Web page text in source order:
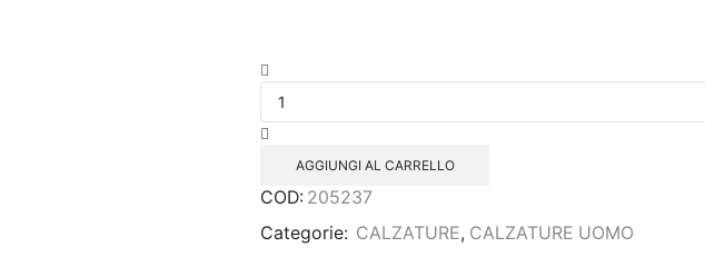
AGGIUNGI AL CARRELLO
COD: 205237
Categorie: CALZATURE, CALZATURE UOMO